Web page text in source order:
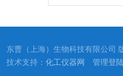
东曹（上海）生物科技有限公
技术支持：化工仪器网 管理登